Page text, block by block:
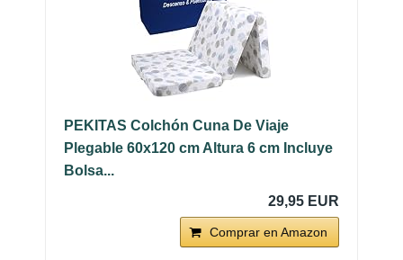
PEKITAS Colchón Cuna De Viaje
Plegable 60x120 cm Altura 6 cm Incluye
Bolsa...
29,95 EUR
Comprar en Amazon